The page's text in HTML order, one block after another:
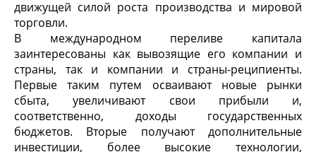
движущей силой роста производства и мировой
торговли.
В международном переливе капитала
заинтересованы как вывозящие его компании и
страны, так и компании и страны-реципиенты.
Первые таким путем осваивают новые рынки
сбыта, увеличивают свои прибыли и,
соответственно, доходы государственных
бюджетов. Вторые получают дополнительные
инвестиции, более высокие технологии,